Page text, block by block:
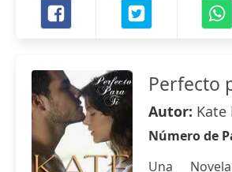
Perfecto
Autor: Kate
Número de
Una